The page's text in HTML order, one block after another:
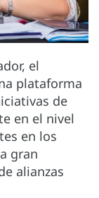
el
plataforma
de
en el nivel
en los
gran
alianzas